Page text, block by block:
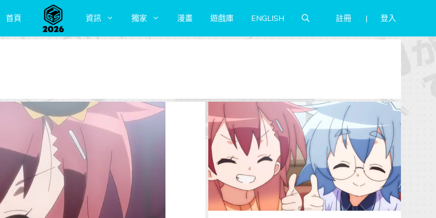
首頁 資訊 獨家 漫畫 遊戲庫 ENGLISH 註冊 登入